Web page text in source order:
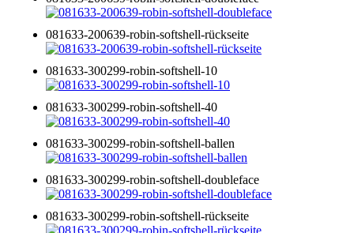
081633-200639-robin-softshell-rückseite
081633-300299-robin-softshell-10
081633-300299-robin-softshell-40
081633-300299-robin-softshell-ballen
081633-300299-robin-softshell-doubleface
081633-300299-robin-softshell-rückseite